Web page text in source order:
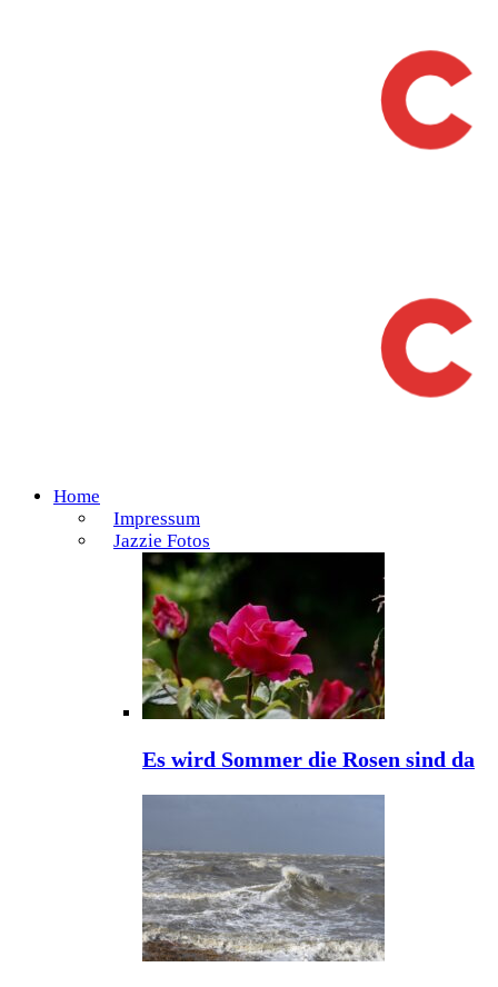
Home
Impressum
Jazzie Fotos
Es wird Sommer die Rosen sind da